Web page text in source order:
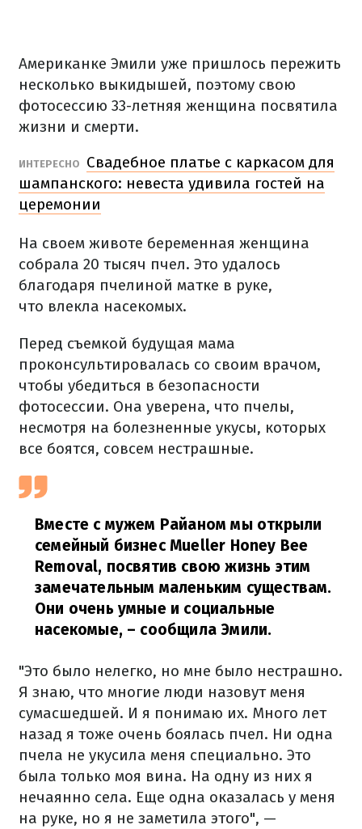
Американке Эмили уже пришлось пережить
несколько выкидышей, поэтому свою
фотосессию 33-летняя женщина посвятила
жизни и смерти.
ИНТЕРЕСНО
Свадебное платье с каркасом для
шампанского: невеста удивила гостей на
церемонии
На своем животе беременная женщина
собрала 20 тысяч пчел. Это удалось
благодаря пчелиной матке в руке,
что влекла насекомых.
Перед съемкой будущая мама
проконсультировалась со своим врачом,
чтобы убедиться в безопасности
фотосессии. Она уверена, что пчелы,
несмотря на болезненные укусы, которых
все боятся, совсем нестрашные.
Вместе с мужем Райаном мы открыли
семейный бизнес Mueller Honey Bee
Removal, посвятив свою жизнь этим
замечательным маленьким существам.
Они очень умные и социальные
насекомые, – сообщила Эмили.
"Это было нелегко, но мне было нестрашно.
Я знаю, что многие люди назовут меня
сумасшедшей. И я понимаю их. Много лет
назад я тоже очень боялась пчел. Ни одна
пчела не укусила меня специально. Это
была только моя вина. На одну из них я
нечаянно села. Еще одна оказалась у меня
на руке, но я не заметила этого", —